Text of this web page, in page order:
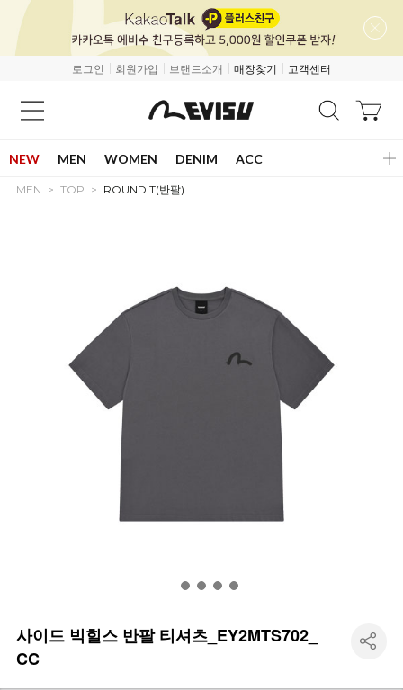
로그인 회원가입 브랜드소개 매장찾기 고객센터
NEW MEN WOMEN DENIM ACC
MEN TOP ROUND T(반팔)
사이드 빅힐스 반팔 티셔츠_EY2MTS702_
CC